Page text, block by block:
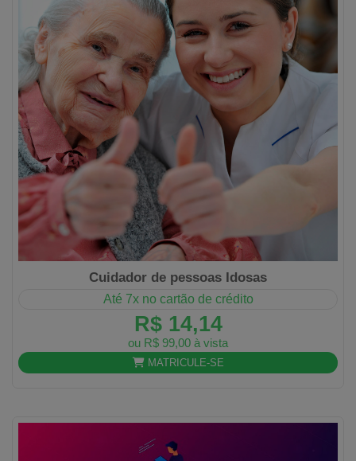
Cuidador de pessoas Idosas
Até 7x no cartão de crédito
R$ 14,14
ou R$ 99,00 à vista
MATRICULE-SE